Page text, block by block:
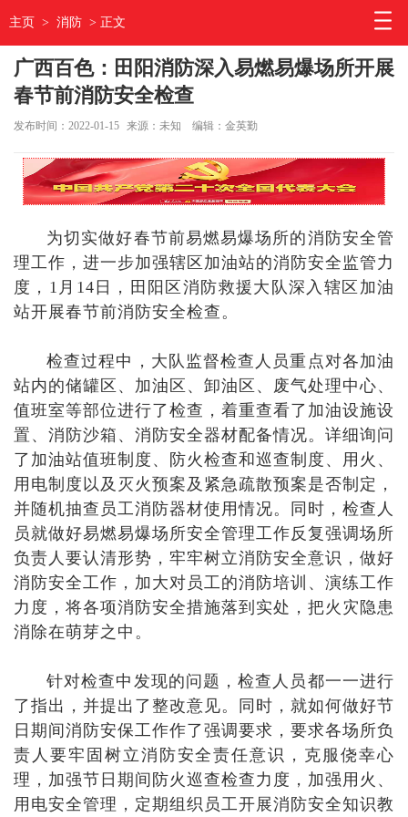
主页 > 消防 > 正文
广西百色：田阳消防深入易燃易爆场所开展
春节前消防安全检查
发布时间：2022-01-15 来源：未知 编辑：金英勤
为切实做好春节前易燃易爆场所的消防安全管
理工作，进一步加强辖区加油站的消防安全监管力
度，1月14日，田阳区消防救援大队深入辖区加油
站开展春节前消防安全检查。
检查过程中，大队监督检查人员重点对各加油
站内的储罐区、加油区、卸油区、废气处理中心、
值班室等部位进行了检查，着重查看了加油设施设
置、消防沙箱、消防安全器材配备情况。详细询问
了加油站值班制度、防火检查和巡查制度、用火、
用电制度以及灭火预案及紧急疏散预案是否制定，
并随机抽查员工消防器材使用情况。同时，检查人
员就做好易燃易爆场所安全管理工作反复强调场所
负责人要认清形势，牢牢树立消防安全意识，做好
消防安全工作，加大对员工的消防培训、演练工作
力度，将各项消防安全措施落到实处，把火灾隐患
消除在萌芽之中。
针对检查中发现的问题，检查人员都一一进行
了指出，并提出了整改意见。同时，就如何做好节
日期间消防安保工作作了强调要求，要求各场所负
责人要牢固树立消防安全责任意识，克服侥幸心
理，加强节日期间防火巡查检查力度，加强用火、
用电安全管理，定期组织员工开展消防安全知识教